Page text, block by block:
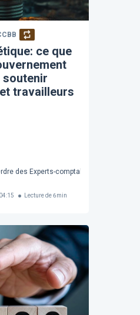
Belgique Société Royale
ce que
travailleurs
des Experts-comptables et
Lecture de 6min